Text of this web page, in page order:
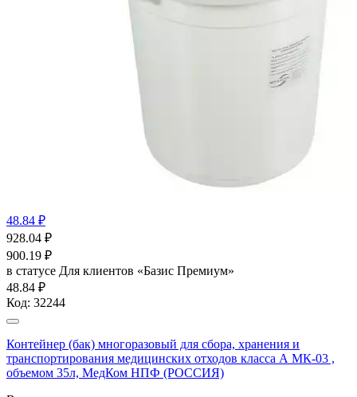
48.84 ₽
928.04 ₽
900.19 ₽
в статусе Для клиентов «Базис Премиум»
48.84 ₽
Код: 32244
Контейнер (бак) многоразовый для сбора, хранения и
транспортирования медицинских отходов класса А МК-03 ,
объемом 35л, МедКом НПФ (РОССИЯ)